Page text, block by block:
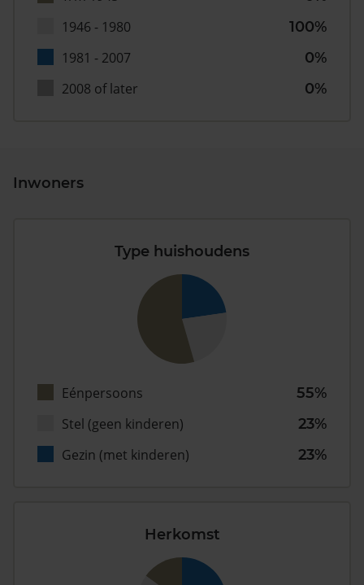
1946 - 1980
100%
1981 - 2007
0%
2008 of later
0%
Inwoners
Type huishoudens
Eénpersoons
55%
Stel (geen kinderen)
23%
Gezin (met kinderen)
23%
Herkomst